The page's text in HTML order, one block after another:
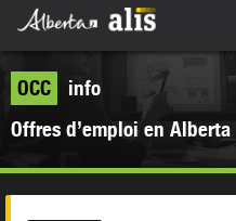
OCC
info
Offres d’emploi en Alberta